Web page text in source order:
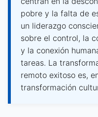
pobre y la falta de
un liderazgo
sobre el control, la
y la conexión
tareas. La
remoto exitoso es,
transformación